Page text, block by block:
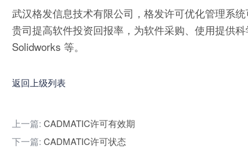
武汉格发信息技术有限公司，格发许可优化管理系
贵司提高软件投资回报率，为软件采购、使用提供
Solidworks 等。
返回上级列表
上一篇: CADMATIC许可有效期
下一篇: CADMATIC许可状态